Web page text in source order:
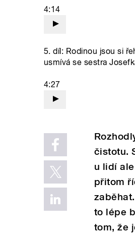
4:14
5. díl: Rodinou jsou si
usmívá se sestra
4:27
čistotu.
u lidí
přitom
zaběhat.
to lépe
tom, že